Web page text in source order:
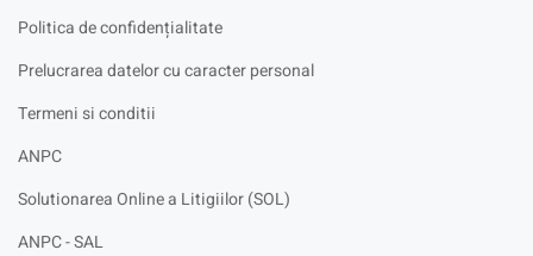
Politica de confidențialitate
Prelucrarea datelor cu caracter personal
Termeni si conditii
ANPC
Solutionarea Online a Litigiilor (SOL)
ANPC - SAL